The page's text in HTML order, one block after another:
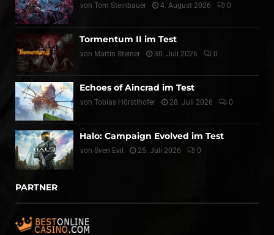
von Tom Steinbauer 4. August 2026 0
Tormentum II im Test
von Martin Steiner 30. Juli 2026 0
Echoes of Aincrad im Test
von Tobias Hörstlhofer 28. Juli 2026 0
Halo: Campaign Evolved im Test
von Sven Evil 25. Juli 2026 0
PARTNER